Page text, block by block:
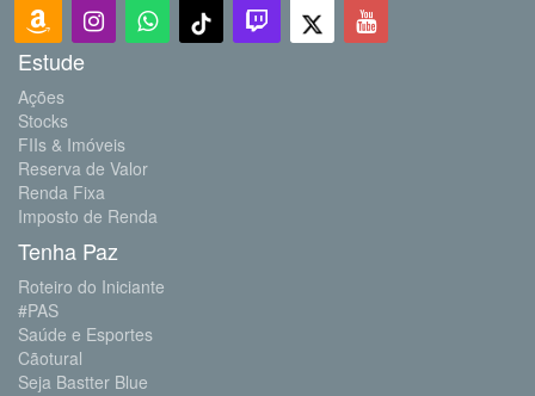
Estude
Ações
Stocks
FIIs & Imóveis
Reserva de Valor
Renda Fixa
Imposto de Renda
Tenha Paz
Roteiro do Iniciante
#PAS
Saúde e Esportes
Cãotural
Seja Bastter Blue